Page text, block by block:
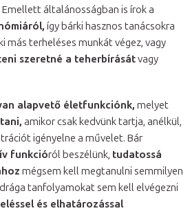
általánosságban is írok a
így bárki hasznos tanácsokra
más terheléses munkát végez, vagy
szeretné a teherbírásátvagy
alapvető életfunkciónk, melyet
amikor csak kedvünk tartja, anélkül,
igényelne a művelet. Bár
funkcióról beszélünk, tudatossá
mégsem kell megtanulni semmilyen
tanfolyamokat sem kell elvégezni
és elhatározással